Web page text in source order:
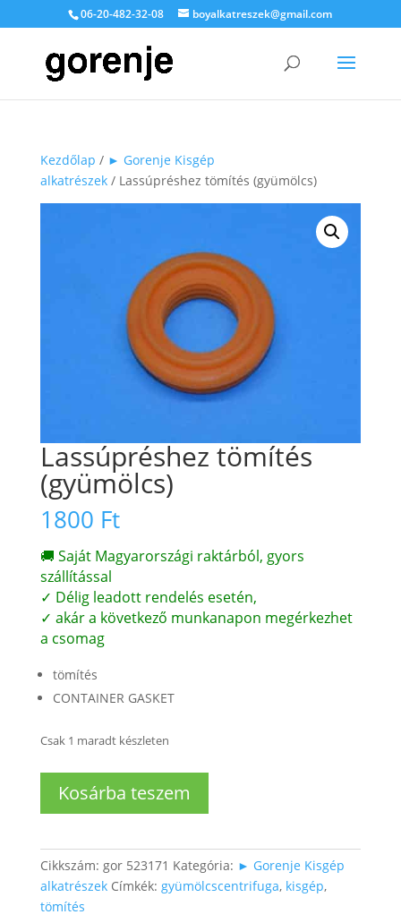
06-20-482-32-08 boyalkatreszek@gmail.com
Kezdőlap / ► Gorenje Kisgép
alkatrészek/ Lassúpréshez tömítés (gyümölcs)
Lassúpréshez tömítés
(gyümölcs)
1800 Ft
🚚 Saját Magyarországi raktárból, gyors
szállítással
✓ Délig leadott rendelés esetén,
✓ akár a következő munkanapon megérkezhet
a csomag
tömítés
CONTAINER GASKET
Csak 1 maradt készleten
Lassúpréshez
tömítés
Kosárba teszem
Cikkszám: gor 523171 Kategória: ► Gorenje Kisgép
alkatrészek Címkék: gyümölcscentrifuga, kisgép,
tömítés